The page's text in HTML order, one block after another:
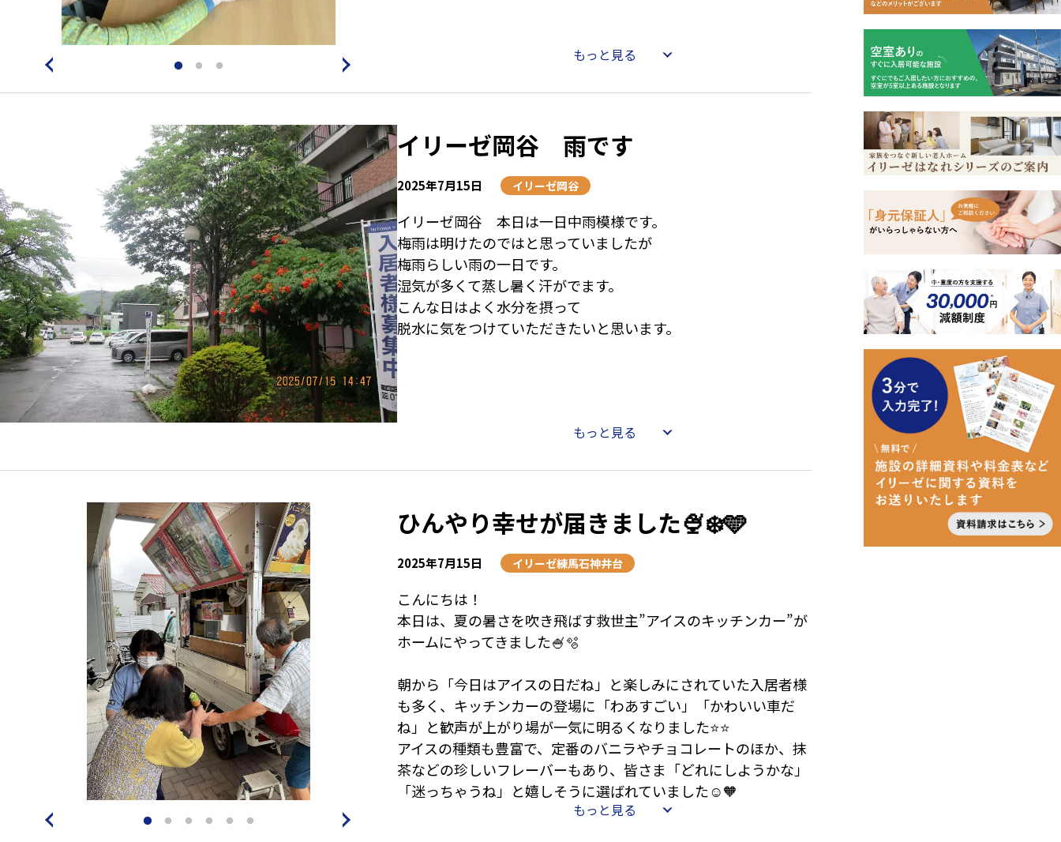
もっと見る
イリーゼ岡谷 雨です
2025年7月15日 イリーゼ岡谷
イリーゼ岡谷 本日は一日中雨模様です。
梅雨は明けたのではと思っていましたが
梅雨らしい雨の一日です。
湿気が多くて蒸し暑く汗がでます。
こんな日はよく水分を摂って
脱水に気をつけていただきたいと思います。
もっと見る
ひんやり幸せが届きました🍨❄️🩵
2025年7月15日 イリーゼ練馬石神井台
こんにちは！
本日は、夏の暑さを吹き飛ばす救世主”アイスのキッチンカー”が
ホームにやってきました🍧🫧
朝から「今日はアイスの日だね」と楽しみにされていた入居者様
も多く、キッチンカーの登場に「わあすごい」「かわいい車だ
ね」と歓声が上がり場が一気に明るくなりました⭐⭐
アイスの種類も豊富で、定番のバニラやチョコレートのほか、抹
茶などの珍しいフレーバーもあり、皆さま「どれにしようかな」
「迷っちゃうね」と嬉しそうに選ばれていました☺️🧡
もっと見る